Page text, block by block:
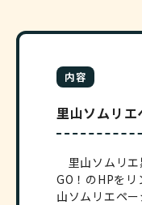
内容
里山ソムリ
里山ソムリエ
GO！のHPを
山ソムリエペー